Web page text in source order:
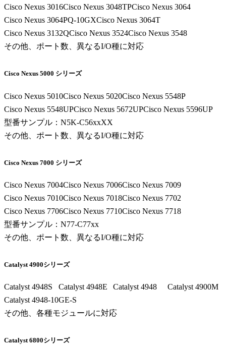
企業情報
事業内容
第三者保守という⾔葉について
お問い合わせ
その他ご相談
新卒採用
Cisco Nexus 3016Cisco Nexus 3048TPCisco Nexus 3064
Cisco Nexus 3064PQ-10GXCisco Nexus 3064T
Cisco Nexus 3132QCisco Nexus 3524Cisco Nexus 3548
その他、ポート数、異なるI/O種に対応
Cisco Nexus 5000 シリーズ
Cisco Nexus 5010Cisco Nexus 5020Cisco Nexus 5548P
Cisco Nexus 5548UPCisco Nexus 5672UPCisco Nexus 5596UP
型番サンプル：N5K-C56xxXX
その他、ポート数、異なるI/O種に対応
Cisco Nexus 7000 シリーズ
Cisco Nexus 7004Cisco Nexus 7006Cisco Nexus 7009
Cisco Nexus 7010Cisco Nexus 7018Cisco Nexus 7702
Cisco Nexus 7706Cisco Nexus 7710Cisco Nexus 7718
型番サンプル：N77-C77xx
その他、ポート数、異なるI/O種に対応
Catalyst 4900シリーズ
Catalyst 4948S Catalyst 4948E Catalyst 4948
Catalyst 4900M
Catalyst 4948-10GE-S
その他、各種モジュールに対応
Catalyst 6800シリーズ